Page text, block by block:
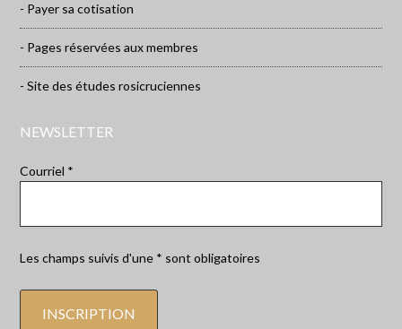
- Payer sa cotisation
- Pages réservées aux membres
- Site des études rosicruciennes
NEWSLETTER
Courriel *
Les champs suivis d'une * sont obligatoires